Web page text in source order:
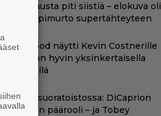
kohtausta piti siistiä – elokuva oli
läpimurto supertähteyteen
Eastwood näytti Kevin Costnerille
paikan hyvin yksinkertaisella
suoratoistossa: DiCaprion
päärooli – ja Tobey